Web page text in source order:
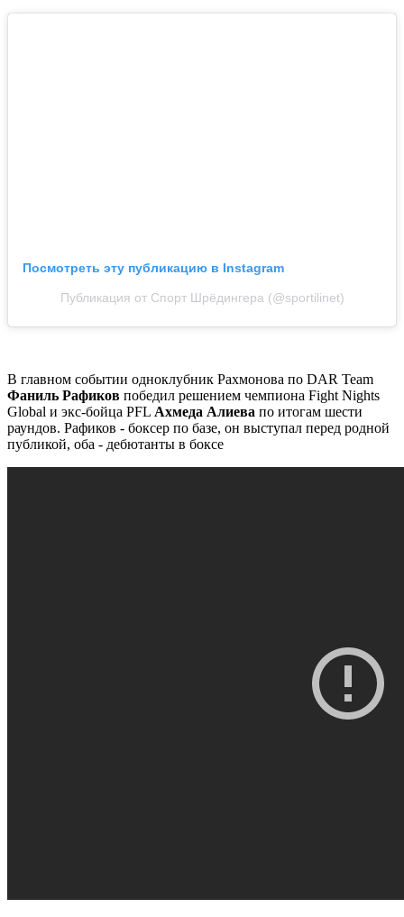
Посмотреть эту публикацию в Instagram
Публикация от Спорт Шрёдингера (@sportilinet)
В главном событии одноклубник Рахмонова по DAR Team
Фаниль Рафиков победил решением чемпиона Fight Nights
Global и экс-бойца PFL Ахмеда Алиева по итогам шести
раундов. Рафиков - боксер по базе, он выступал перед родной
публикой, оба - дебютанты в боксе